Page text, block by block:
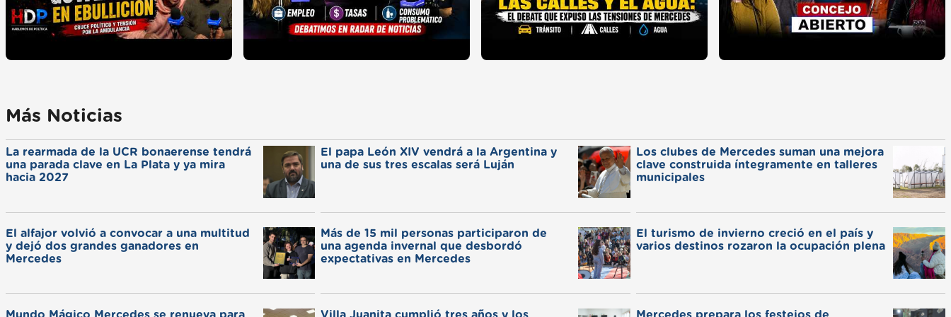
Más Noticias
La rearmada de la UCR bonaerense tendrá
una parada clave en La Plata y ya mira
hacia 2027
El papa León XIV vendrá a la Argentina y
una de sus tres escalas será Luján
Los clubes de Mercedes suman una mejora
clave construida íntegramente en talleres
municipales
El alfajor volvió a convocar a una multitud
y dejó dos grandes ganadores en
Mercedes
Más de 15 mil personas participaron de
una agenda invernal que desbordó
expectativas en Mercedes
El turismo de invierno creció en el país y
varios destinos rozaron la ocupación plena